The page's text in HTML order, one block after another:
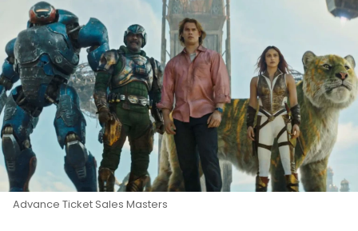
Advance Ticket Sales Masters